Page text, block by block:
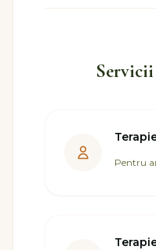
Pentru